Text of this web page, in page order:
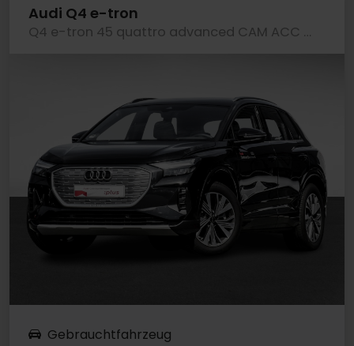
Audi Q4 e-tron
Q4 e-tron 45 quattro advanced CAM ACC LM19 NAVI+
Gebrauchtfahrzeug